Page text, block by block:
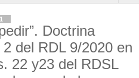
Doctrina
del RDL 9/2020 en
22 y23 del RDSL